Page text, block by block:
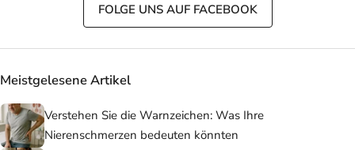
FOLGE UNS AUF FACEBOOK
Meistgelesene Artikel
Verstehen Sie die Warnzeichen: Was Ihre
Nierenschmerzen bedeuten könnten